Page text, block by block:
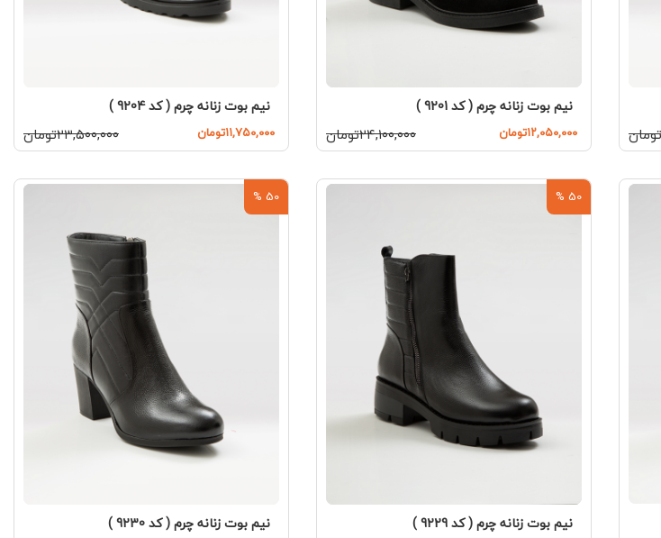
نیم بوت زنانه چرم ( کد 9201 )
۱۲,۰۵۰,۰۰۰تومان ۲۴,۱۰۰,۰۰۰تومان
نیم بوت زنانه چرم ( کد 9204 )
۱۱,۷۵۰,۰۰۰تومان ۲۳,۵۰۰,۰۰۰تومان
50 %
نیم بوت زنانه چرم ( کد 9229 )
50 %
نیم بوت زنانه چرم ( کد 9230 )